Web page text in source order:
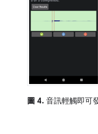
圖 4. 音訊輕觸即可